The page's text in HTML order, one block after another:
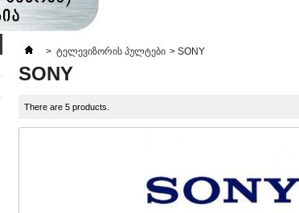
> ტელევიზორის პულტები > SONY
SONY
There are 5 products.